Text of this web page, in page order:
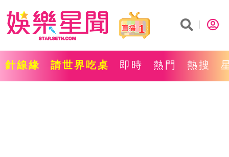
1
針線緣 請世界吃桌 即時 熱門 熱搜